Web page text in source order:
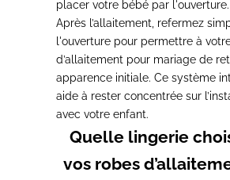
placer votre bébé par l'ouverture.
Après l’allaitement, refermez
l'ouverture pour permettre à
d’allaitement pour mariage de
apparence initiale. Ce système
aide à rester concentrée sur
avec votre enfant.
Quelle lingerie
vos robes